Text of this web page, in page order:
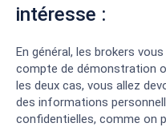
BROKER
intéresse :
En général, les brokers
compte de démonstration
les deux cas, vous allez
des informations
confidentielles, comme on